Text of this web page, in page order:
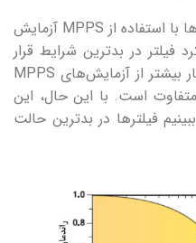
هنگامی که ماسک‌ها و سایر فیلترها با استفاده از MPPS آزمایش
در بدترین شرایط قرار
دارد. در واقعیت، اندازه ذرات بسیار بیشتر از آزمایش‌های MPPS
متفاوت است. با این حال، این
فیلترها در بدترین حالت